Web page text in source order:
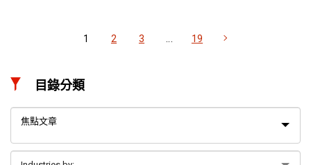
1 2 3 19
目錄分類
焦點文章